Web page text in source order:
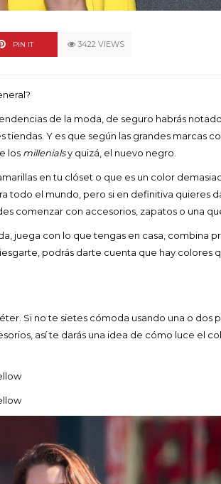
PIN IT 3422 VIEWS
de la moda, de seguro habrás
tiendas. Y es que según las grandes marcas
los millenialsy quizá, el nuevo negro.
en tu clóset o que es un color
todo el mundo, pero si en definitiva quieres
comenzar con accesorios, zapatos o una
juega con lo que tengas en casa, combina
podrás darte cuenta que hay colores
Si no te sietes cómoda usando una o dos
así te darás una idea de cómo luce el